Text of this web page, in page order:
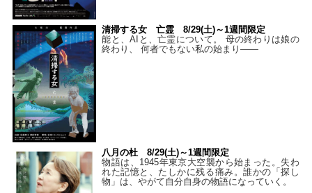
清掃する女 亡霊 8/29(土)～1週間限定
能と、AIと、亡霊について。 母の終わりは娘の
終わり、 何者でもない私の始まり――
八月の杜 8/29(土)～1週間限定
物語は、1945年東京大空襲から始まった。失わ
れた記憶と、たしかに残る痛み。誰かの「探し
物」は、やがて自分自身の物語になっていく。